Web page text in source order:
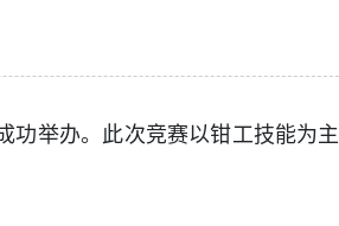
举办。此次竞赛以钳工技能为